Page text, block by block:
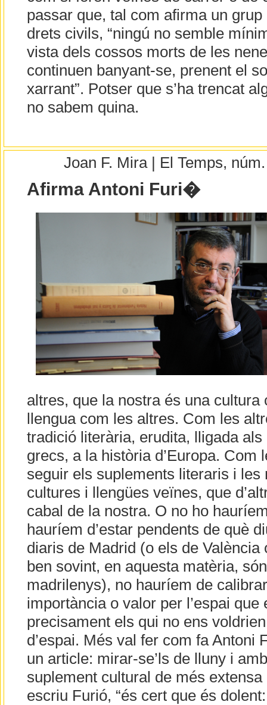
passar que, tal com afirma un
drets civils, “ningú no semble
vista dels cossos morts de les
continuen banyant-se, prenent el
xarrant”. Potser que s’ha trencat
no sabem quina.
Joan F. Mira | El Temps,
Afirma Antoni Furi�
altres, que la nostra és una cultura
llengua com les altres. Com les
tradició literària, erudita, lligada
grecs, a la història d’Europa. Com
seguir els suplements literaris i les
cultures i llengües veïnes, que
cabal de la nostra. O no ho
hauríem d’estar pendents de què
diaris de Madrid (o els de València
ben sovint, en aquesta matèria,
madrilenys), no hauríem de
importància o valor per l’espai que
precisament els qui no ens
d’espai. Més val fer com fa Antoni
un article: mirar-se’ls de lluny i
suplement cultural de més
escriu Furió, “és cert que és